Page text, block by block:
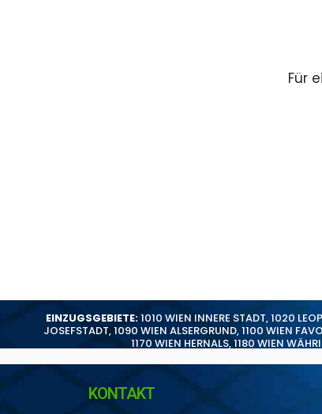
Für
EINZUGSGEBIETE:1010 WIEN INNERE STADT,1020
JOSEFSTADT,1090 WIEN ALSERGRUND,1100 WIEN
1170 WIEN HERNALS,1180 WIEN
KONTAKT